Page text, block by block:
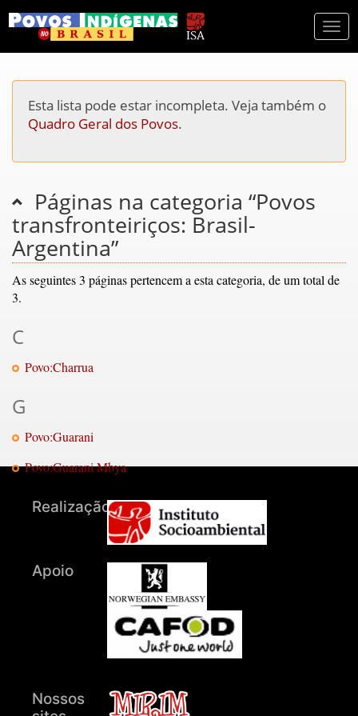
Esta lista pode estar incompleta. Veja também o
Quadro Geral dos Povos.
Páginas na categoria “Povos
transfronteiriços: Brasil-
Argentina”
As seguintes 3 páginas pertencem a esta categoria, de um total de
3.
C
Povo:Charrua
G
Povo:Guarani
Povo:Guarani Mbya